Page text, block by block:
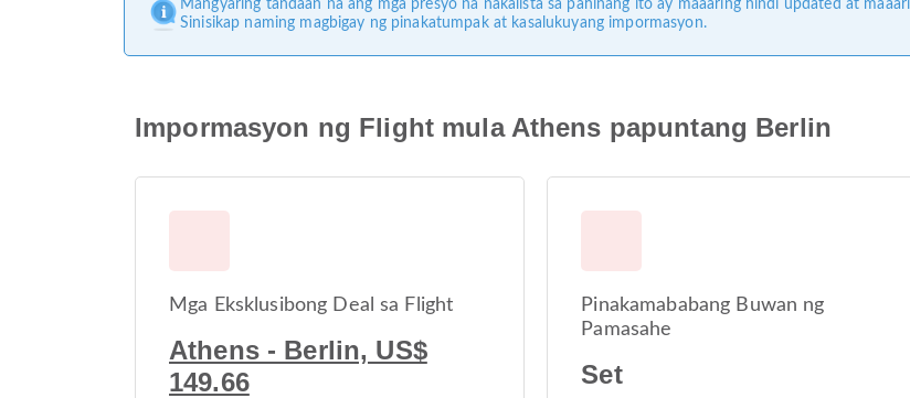
Mangyaring tandaan na ang mga presyo na nakalista sa pahinang ito ay maaaring hindi updated at
Sinisikap naming magbigay ng pinakatumpak at kasalukuyang impormasyon.
Impormasyon ng Flight mula Athens papuntang Berlin
Mga Eksklusibong Deal sa Flight
Athens - Berlin, US$
149.66
Pinakamababang Buwan ng
Pamasahe
Set